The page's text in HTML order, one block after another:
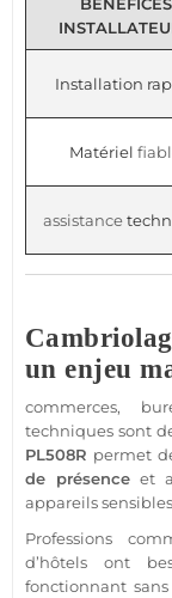
BÉNÉFICES
Installation
Matériel
assistance
un enjeu
commerces,
techniques sont
PL508R permet
de présence et
appareils
Professions
d’hôtels ont
fonctionnant